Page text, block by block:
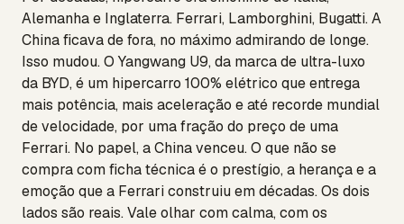
Alemanha e Inglaterra. Ferrari, Lamborghini, Bugatti. A
China ficava de fora, no máximo admirando de longe.
Isso mudou. O Yangwang U9, da marca de ultra-luxo
da BYD, é um hipercarro 100% elétrico que entrega
mais potência, mais aceleração e até recorde mundial
de velocidade, por uma fração do preço de uma
Ferrari. No papel, a China venceu. O que não se
compra com ficha técnica é o prestígio, a herança e a
emoção que a Ferrari construiu em décadas. Os dois
lados são reais. Vale olhar com calma, com os